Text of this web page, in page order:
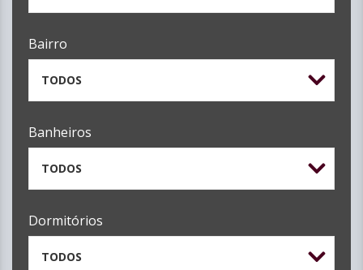
Bairro
TODOS
Banheiros
TODOS
Dormitórios
TODOS